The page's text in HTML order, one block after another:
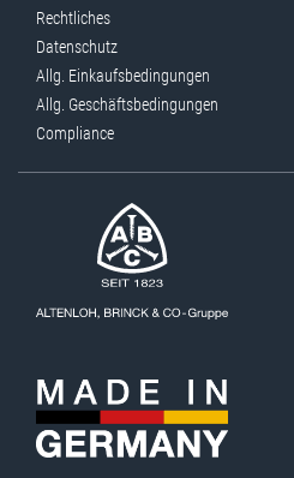
Rechtliches
Datenschutz
Allg. Einkaufsbedingungen
Allg. Geschäftsbedingungen
Compliance